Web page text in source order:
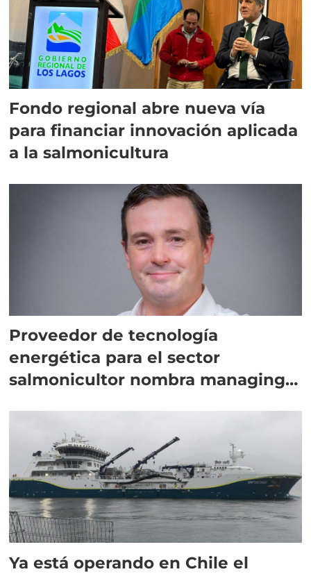
Fondo regional abre nueva vía
para financiar innovación aplicada
a la salmonicultura
Proveedor de tecnología
energética para el sector
salmonicultor nombra managing
Ya está operando en Chile el